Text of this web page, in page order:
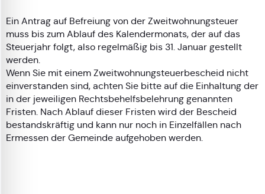
Ein Antrag auf Befreiung von der Zweitwohnungsteuer
muss bis zum Ablauf des Kalendermonats, der auf das
Steuerjahr folgt, also regelmäßig bis 31. Januar gestellt
werden.
Wenn Sie mit einem Zweitwohnungsteuerbescheid nicht
einverstanden sind, achten Sie bitte auf die Einhaltung der
in der jeweiligen Rechtsbehelfsbelehrung genannten
Fristen. Nach Ablauf dieser Fristen wird der Bescheid
bestandskräftig und kann nur noch in Einzelfällen nach
Ermessen der Gemeinde aufgehoben werden.